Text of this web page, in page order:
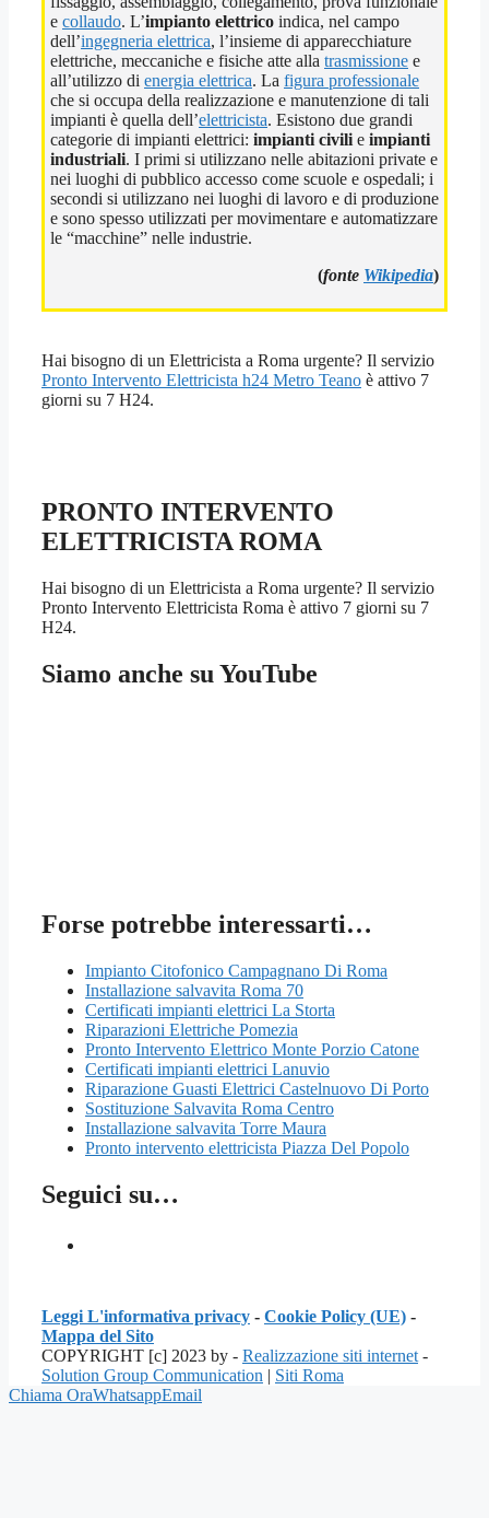
e collaudo. L’impianto elettrico indica, nel campo
dell’ingegneria elettrica, l’insieme di apparecchiature
elettriche, meccaniche e fisiche atte alla trasmissione e
all’utilizzo di energia elettrica. La figura professionale
che si occupa della realizzazione e manutenzione di tali
impianti è quella dell’elettricista. Esistono due grandi
categorie di impianti elettrici: impianti civili e impianti
industriali. I primi si utilizzano nelle abitazioni private e
nei luoghi di pubblico accesso come scuole e ospedali; i
secondi si utilizzano nei luoghi di lavoro e di produzione
e sono spesso utilizzati per movimentare e automatizzare
le “macchine” nelle industrie.
(fonte Wikipedia)
Hai bisogno di un Elettricista a Roma urgente? Il servizio
Pronto Intervento Elettricista h24 Metro Teano è attivo 7
giorni su 7 H24.
PRONTO INTERVENTO
ELETTRICISTA ROMA
Hai bisogno di un Elettricista a Roma urgente? Il servizio
Pronto Intervento Elettricista Roma è attivo 7 giorni su 7
H24.
Siamo anche su YouTube
Forse potrebbe interessarti…
Impianto Citofonico Campagnano Di Roma
Installazione salvavita Roma 70
Certificati impianti elettrici La Storta
Riparazioni Elettriche Pomezia
Pronto Intervento Elettrico Monte Porzio Catone
Certificati impianti elettrici Lanuvio
Riparazione Guasti Elettrici Castelnuovo Di Porto
Sostituzione Salvavita Roma Centro
Installazione salvavita Torre Maura
Pronto intervento elettricista Piazza Del Popolo
Seguici su…
Leggi L'informativa privacy - Cookie Policy (UE) -
Mappa del Sito
COPYRIGHT [c] 2023 by - Realizzazione siti internet -
Solution Group Communication | Siti Roma
Chiama OraWhatsappEmail